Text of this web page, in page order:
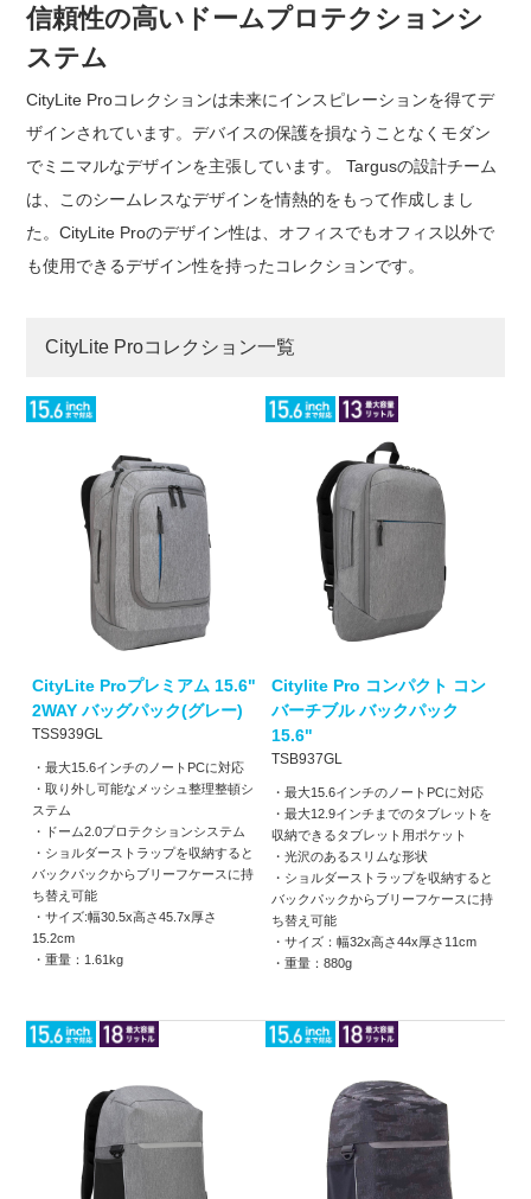
信頼性の高いドームプロテクションシ
ステム
CityLite Proコレクションは未来にインスピレーションを得てデ
ザインされています。デバイスの保護を損なうことなくモダン
でミニマルなデザインを主張しています。 Targusの設計チーム
は、このシームレスなデザインを情熱的をもって作成しまし
た。CityLite Proのデザイン性は、オフィスでもオフィス以外で
も使用できるデザイン性を持ったコレクションです。
CityLite Proコレクション一覧
CityLite Proプレミアム 15.6"
2WAY バッグパック(グレー)
TSS939GL
・最大15.6インチのノートPCに対応
・取り外し可能なメッシュ整理整頓シ
ステム
・ドーム2.0プロテクションシステム
・ショルダーストラップを収納すると
バックパックからブリーフケースに持
ち替え可能
・サイズ:幅30.5x高さ45.7x厚さ
15.2cm
・重量：1.61kg
Citylite Pro コンパクト コン
バーチブル バックパック
15.6"
TSB937GL
・最大15.6インチのノートPCに対応
・最大12.9インチまでのタブレットを
収納できるタブレット用ポケット
・光沢のあるスリムな形状
・ショルダーストラップを収納すると
バックパックからブリーフケースに持
ち替え可能
・サイズ：幅32x高さ44x厚さ11cm
・重量：880g